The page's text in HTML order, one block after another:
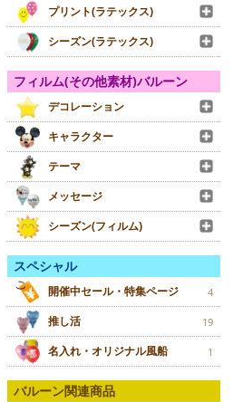
プリント(ラテックス)
シーズン(ラテックス)
フィルム(その他素材)バルーン
デコレーション
キャラクター
テーマ
メッセージ
シーズン(フィルム)
スペシャル
開催中セール・特集ページ 4
推し活 19
名入れ・オリジナル風船 1
バルーン関連商品